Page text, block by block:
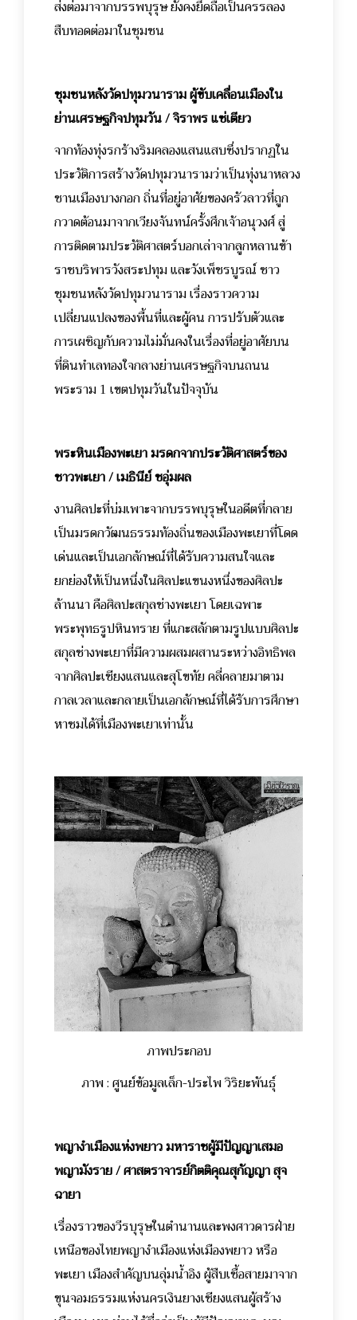
ส่งต่อมาจากบรรพบุรุษ ยังคงยึดถือเป็นครรลอง
สืบทอดต่อมาในชุมชน
ชุมชนหลังวัดปทุมวนาราม ผู้ขับเคลื่อนเมืองใน
ย่านเศรษฐกิจปทุมวัน / จิราพร แซ่เตียว
จากท้องทุ่งรกร้างริมคลองแสนแสบซึ่งปรากฏใน
ประวัติการสร้างวัดปทุมวนารามว่าเป็นทุ่งนาหลวง
ชานเมืองบางกอก ถิ่นที่อยู่อาศัยของครัวลาวที่ถูก
กวาดต้อนมาจากเวียงจันทน์ครั้งศึกเจ้าอนุวงศ์ สู่
การติดตามประวัติศาสตร์บอกเล่าจากลูกหลานข้า
ราชบริพารวังสระปทุม และวังเพ็ชรบูรณ์ ชาว
ชุมชนหลังวัดปทุมวนาราม เรื่องราวความ
เปลี่ยนแปลงของพื้นที่และผู้คน การปรับตัวและ
การเผชิญกับความไม่มั่นคงในเรื่องที่อยู่อาศัยบน
ที่ดินทำเลทองใจกลางย่านเศรษฐกิจบนถนน
พระราม 1 เขตปทุมวันในปัจจุบัน
พระหินเมืองพะเยา มรดกจากประวัติศาสตร์ของ
ชาวพะเยา / เมธินีย์ ชอุ่มผล
งานศิลปะที่บ่มเพาะจากบรรพบุรุษในอดีตที่กลาย
เป็นมรดกวัฒนธรรมท้องถิ่นของเมืองพะเยาที่โดด
เด่นและเป็นเอกลักษณ์ที่ได้รับความสนใจและ
ยกย่องให้เป็นหนึ่งในศิลปะแขนงหนึ่งของศิลปะ
ล้านนา คือศิลปะสกุลช่างพะเยา โดยเฉพาะ
พระพุทธรูปหินทราย ที่แกะสลักตามรูปแบบศิลปะ
สกุลช่างพะเยาที่มีความผสมผสานระหว่างอิทธิพล
จากศิลปะเชียงแสนและสุโขทัย คลี่คลายมาตาม
กาลเวลาและกลายเป็นเอกลักษณ์ที่ได้รับการศึกษา
หาชมได้ที่เมืองพะเยาเท่านั้น
ภาพประกอบ
ภาพ : ศูนย์ข้อมูลเล็ก-ประไพ วิริยะพันธุ์
พญางำเมืองแห่งพยาว มหาราชผู้มีปัญญาเสมอ
พญามังราย / ศาสตราจารย์กิตติคุณสุกัญญา สุจ
ฉายา
เรื่องราวของวีรบุรุษในตำนานและพงศาวดารฝ่าย
เหนือของไทยพญางำเมืองแห่งเมืองพยาว หรือ
พะเยา เมืองสำคัญบนลุ่มน้ำอิง ผู้สืบเชื้อสายมาจาก
ขุนจอมธรรมแห่งนครเงินยางเชียงแสนผู้สร้าง